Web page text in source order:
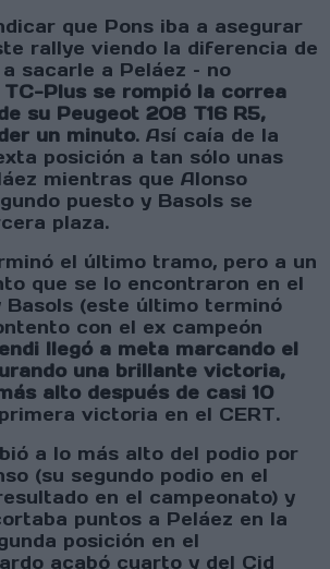
que Pons iba a asegurar
rallye viendo la diferencia de
sacarle a Peláez – no
TC-Plus se rompió la correa
su Peugeot 208 T16 R5,
un minuto. Así caía de la
posición a tan sólo unas
mientras que Alonso
puesto y Basols se
plaza.
el último tramo, pero a un
que se lo encontraron en el
Basols (este último terminó
con el ex campeón
llegó a meta marcando el
una brillante victoria,
alto después de casi 10
victoria en el CERT.
a lo más alto del podio por
(su segundo podio en el
en el campeonato) y
puntos a Peláez en la
posición en el
acabó cuarto y del Cid